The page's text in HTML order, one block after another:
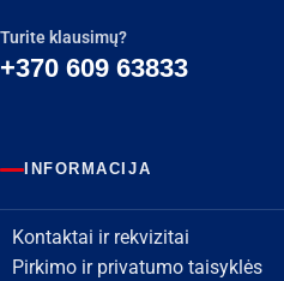
Turite klausimų?
+370 609 63833
INFORMACIJA
Kontaktai ir rekvizitai
Pirkimo ir privatumo taisyklės